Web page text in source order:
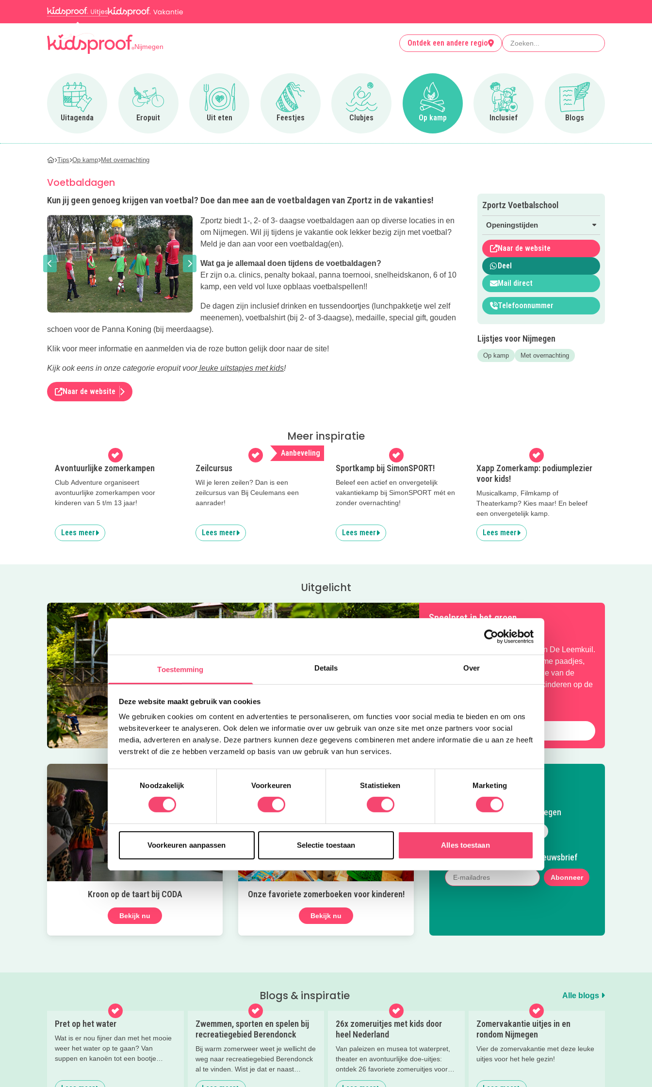
Toestemming Details Over
Deze website maakt gebruik van cookies
We gebruiken cookies om content en advertenties te personaliseren, om functies voor social media te bieden en om ons
websiteverkeer te analyseren. Ook delen we informatie over uw gebruik van onze site met onze partners voor social
media, adverteren en analyse. Deze partners kunnen deze gegevens combineren met andere informatie die u aan ze heeft
verstrekt of die ze hebben verzameld op basis van uw gebruik van hun services.
Noodzakelijk
Voorkeuren Statistieken Marketing
Voorkeuren aanpassen Selectie toestaan Alles toestaan
Nijmegen Ontdek een andere regio Zoeken
Uitagenda
Ga naar Uitagenda
Eropuit
Ga naar Eropuit
Uit eten
Ga naar Uit eten
Feestjes
Ga naar Feestjes
Clubjes
Ga naar Clubjes
Op kamp
Ga naar Op kamp
Inclusief
Ga naar Inclusief
Blogs
Ga naar Blogs
Tips Op kamp Met overnachting
Voetbaldagen
Kun jij geen genoeg krijgen van voetbal? Doe dan mee aan de voetbaldagen van Zportz in de vakanties!
Zportz biedt 1-, 2- of 3- daagse voetbaldagen aan op diverse locaties in en
om Nijmegen. Wil jij tijdens je vakantie ook lekker bezig zijn met voetbal?
Meld je dan aan voor een voetbaldag(en).
Wat ga je allemaal doen tijdens de voetbaldagen?
Er zijn o.a. clinics, penalty bokaal, panna toernooi, snelheidskanon, 6 of 10
kamp, een veld vol luxe opblaas voetbalspellen!!
De dagen zijn inclusief drinken en tussendoortjes (lunchpakketje wel zelf
meenemen), voetbalshirt (bij 2- of 3-daagse), medaille, special gift, gouden
schoen voor de Panna Koning (bij meerdaagse).
Klik voor meer informatie en aanmelden via de roze button gelijk door naar de site!
Kijk ook eens in onze categorie eropuit voorleuke uitstapjes met kids!
Naar de website
Zportz Voetbalschool
Openingstijden
Naar de website
Deel
Mail direct
Telefoonnummer
Lijstjes voor Nijmegen
Op kamp Met overnachting
Meer inspiratie
Avontuurlijke zomerkampen
Club Adventure organiseert
avontuurlijke zomerkampen voor
kinderen van 5 t/m 13 jaar!
Lees meer
Aanbeveling
Zeilcursus
Wil je leren zeilen? Dan is een
zeilcursus van Bij Ceulemans een
aanrader!
Lees meer
Sportkamp bij SimonSPORT!
Beleef een actief en onvergetelijk
vakantiekamp bij SimonSPORT mét en
zonder overnachting!
Lees meer
Xapp Zomerkamp: podiumplezier
voor kids!
Musicalkamp, Filmkamp of
Theaterkamp? Kies maar! En beleef
een onvergetelijk kamp.
Lees meer
Uitgelicht
Speelpret in het groen
Ontdek het speelbos van speeltuin De Leemkuil.
Klauter over rotsen, verken geheime paadjes,
maak een ritje in het treinje en race van de
glijbaan. Bij mooi weer genieten kinderen op de
Ontdek deze leuke speeltuin
Kroon op de taart bij CODA
Bekijk nu
Onze favoriete zomerboeken voor kinderen!
Bekijk nu
Volg Kidsproof Nijmegen
Volg ons op Facebook
Volg ons op Instagram
Volg ons op Pinterest
Mail ons
Meld je aan voor onze nieuwsbrief
Abonneer
Blogs & inspiratie Alle blogs
Pret op het water
Wat is er nou fijner dan met het mooie
weer het water op te gaan? Van
suppen en kanoën tot een bootje
je de leukste tips voor op én in het
Zwemmen, sporten en spelen bij
recreatiegebied Berendonck
Bij warm zomerweer weet je wellicht de
weg naar recreatiegebied Berendonck
al te vinden. Wist je dat er naast
zwemmen zoveel meer te beleven is
26x zomeruitjes met kids door
heel Nederland
Van paleizen en musea tot waterpret,
theater en avontuurlijke doe-uitjes:
ontdek 26 favoriete zomeruitjes voor
gezinnen door heel Nederland.
Zomervakantie uitjes in en
rondom Nijmegen
Vier de zomervakantie met deze leuke
uitjes voor het hele gezin!